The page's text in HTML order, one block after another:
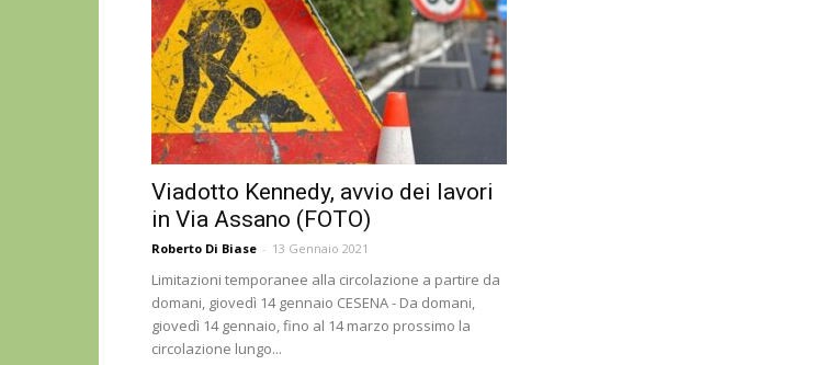
Viadotto Kennedy, avvio dei lavori
in Via Assano (FOTO)
Roberto Di Biase - 13 Gennaio 2021
Limitazioni temporanee alla circolazione a partire da
domani, giovedì 14 gennaio CESENA - Da domani,
giovedì 14 gennaio, fino al 14 marzo prossimo la
circolazione lungo...